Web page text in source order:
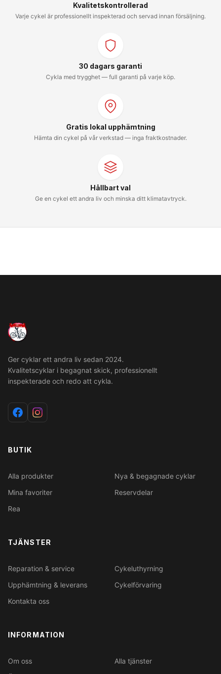
Kvalitetskontrollerad
Varje cykel är professionellt inspekterad och servad innan försäljning.
30 dagars garanti
Cykla med trygghet — full garanti på varje köp.
Gratis lokal upphämtning
Hämta din cykel på vår verkstad — inga fraktkostnader.
Hållbart val
Ge en cykel ett andra liv och minska ditt klimatavtryck.
Ger cyklar ett andra liv sedan 2024.
Kvalitetscyklar i begagnat skick, professionellt
inspekterade och redo att cykla.
BUTIK
Alla produkter
Nya & begagnade cyklar
Mina favoriter
Reservdelar
Rea
TJÄNSTER
Reparation & service
Cykeluthyrning
Upphämtning & leverans
Cykelförvaring
Kontakta oss
INFORMATION
Om oss
Alla tjänster